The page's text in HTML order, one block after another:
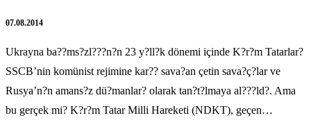
07.08.2014
Ukrayna ba??ms?zl???n?n 23 y?ll?k dönemi içinde K?r?m Tatarlar?
SSCB’nin komünist rejimine kar?? sava?an çetin sava?ç?lar ve
Rusya’n?n amans?z dü?manlar? olarak tan?t?lmaya al???ld?. Ama
bu gerçek mi? K?r?m Tatar Milli Hareketi (NDKT), geçen…